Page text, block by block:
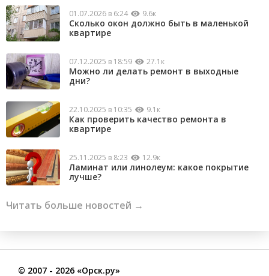
01.07.2026 в 6:24 9.6к
Сколько окон должно быть в маленькой
квартире
07.12.2025 в 18:59 27.1к
Можно ли делать ремонт в выходные
дни?
22.10.2025 в 10:35 9.1к
Как проверить качество ремонта в
квартире
25.11.2025 в 8:23 12.9к
Ламинат или линолеум: какое покрытие
лучше?
Читать больше новостей →
© 2007 - 2026 «Орск.ру»